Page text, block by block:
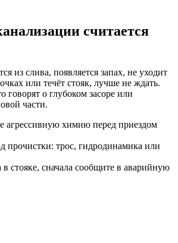
считается
из слива, появляется запах, не уходит
или течёт стояк, лучше не ждать.
говорят о глубоком засоре или
части.
агрессивную химию перед приездом
прочистки: трос, гидродинамика или
стояке, сначала сообщите в аварийную